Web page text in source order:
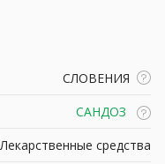
СЛОВЕНИЯ
САНДОЗ
Лекарственные средства